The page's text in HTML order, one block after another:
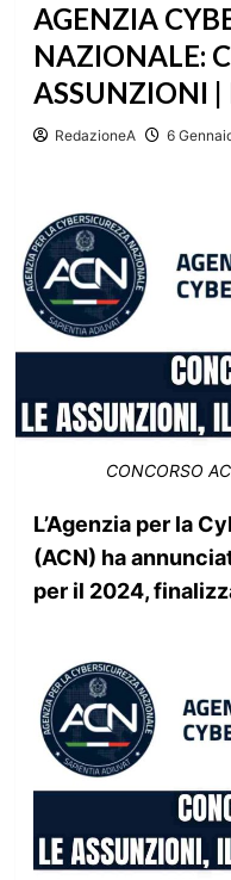
AGENZIA
NAZIONALE:
ASSUNZIONI
RedazioneA 6
CONCORSO
L’Agenzia per la
(ACN) ha
per il 2024,